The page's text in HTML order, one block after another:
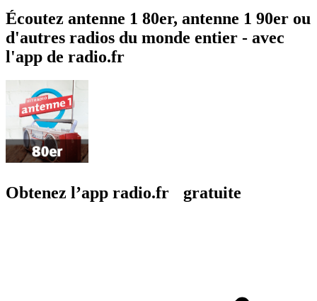
Écoutez antenne 1 80er, antenne 1 90er ou
d'autres radios du monde entier - avec
l'app de radio.fr
Obtenez l’app radio.fr gratuite